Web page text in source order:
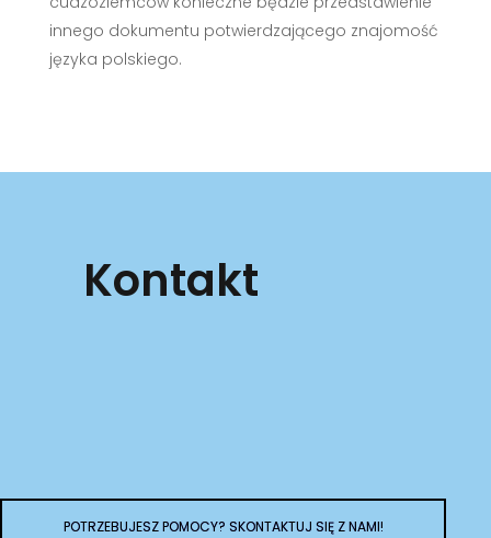
innego dokumentu potwierdzającego znajomość
języka polskiego.
Kontakt
POTRZEBUJESZ POMOCY? SKONTAKTUJ SIĘ Z NAMI!